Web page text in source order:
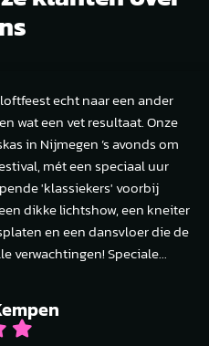
echt naar een ander
wat een vet resultaat. Onze
in Nijmegen ’s avonds om
mét een speciaal uur
'klassiekers' voorbij
dikke lichtshow, een kneiter
en een dansvloer die de
verwachtingen! Speciale...